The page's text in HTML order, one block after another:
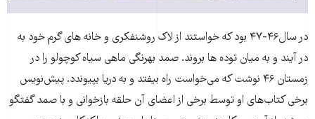
در سال۴۶-۴۷ بود که خواستند از لاک روشنفکری و خانه های گرم خود به
در آیند و به میان توده ها بروند. صمد بهرنگی ماهی سیاه کوچولو را در
زمستان ۴۶ نوشت که می‌خواست راه بیفتد و به دریا بپیوندد. پیش‌نویس
برخی کتاب‌های او توسط برخی از اعضای آن حلقه بازخوانی و با صمد گفتگو